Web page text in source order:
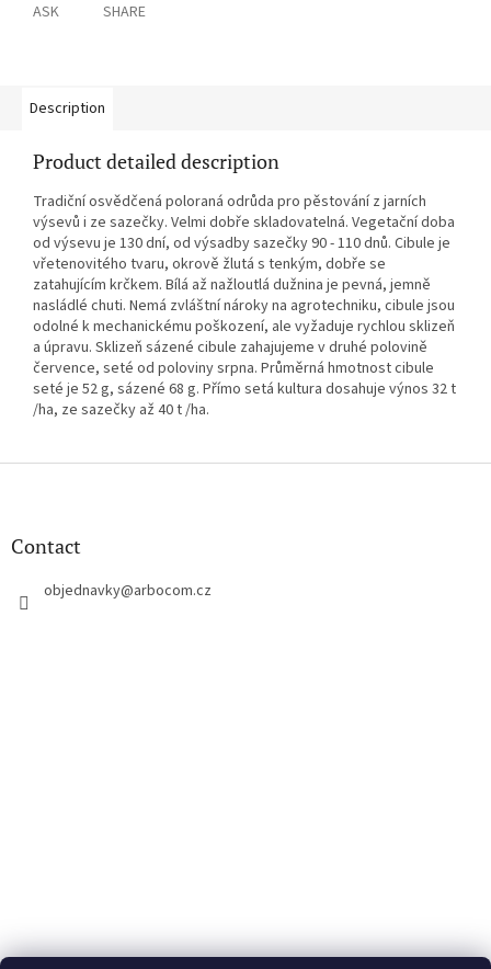
ASK SHARE
Description
Product detailed description
Tradiční osvědčená poloraná odrůda pro pěstování z jarních
výsevů i ze sazečky. Velmi dobře skladovatelná. Vegetační doba
od výsevu je 130 dní, od výsadby sazečky 90 - 110 dnů. Cibule je
vřetenovitého tvaru, okrově žlutá s tenkým, dobře se
zatahujícím krčkem. Bílá až nažloutlá dužnina je pevná, jemně
nasládlé chuti. Nemá zvláštní nároky na agrotechniku, cibule jsou
odolné k mechanickému poškození, ale vyžaduje rychlou sklizeň
a úpravu. Sklizeň sázené cibule zahajujeme v druhé polovině
července, seté od poloviny srpna. Průměrná hmotnost cibule
seté je 52 g, sázené 68 g. Přímo setá kultura dosahuje výnos 32 t
/ha, ze sazečky až 40 t /ha.
F
Contact
objednavky@arbocom.cz